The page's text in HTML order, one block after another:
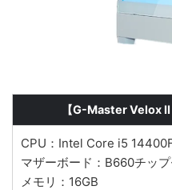
【G-Master Velox
CPU：Intel Core i5
マザーボード：B660チップ
メモリ：16GB